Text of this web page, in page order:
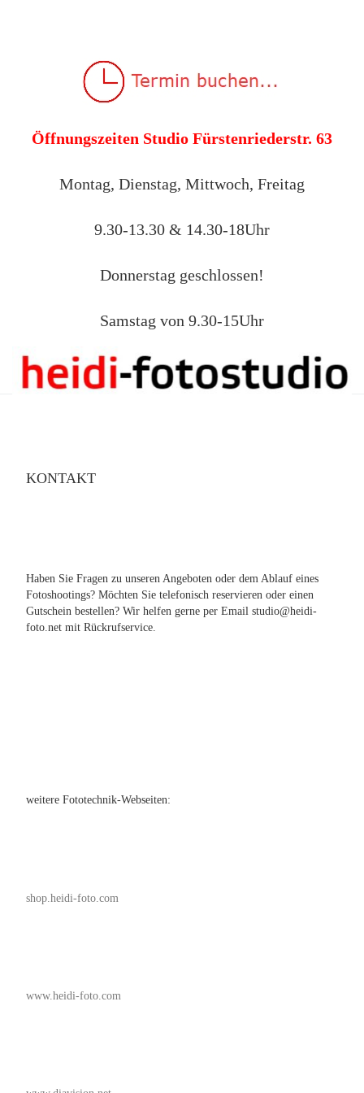
Öffnungszeiten Studio Fürstenriederstr. 63
Montag, Dienstag, Mittwoch, Freitag
9.30-13.30 & 14.30-18Uhr
Donnerstag geschlossen!
Samstag von 9.30-15Uhr
KONTAKT
Haben Sie Fragen zu unseren Angeboten oder dem Ablauf eines
Fotoshootings? Möchten Sie telefonisch reservieren oder einen
Gutschein bestellen? Wir helfen gerne per Email studio@heidi-
foto.net mit Rückrufservice.
weitere Fototechnik-Webseiten:
shop.heidi-foto.com
www.heidi-foto.com